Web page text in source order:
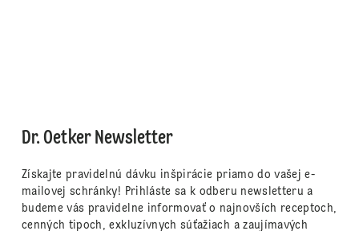
Dr. Oetker Newsletter
Získajte pravidelnú dávku inšpirácie priamo do vašej e-
mailovej schránky! Prihláste sa k odberu newsletteru a
budeme vás pravidelne informovať o najnovších receptoch,
cenných tipoch, exkluzívnych súťažiach a zaujímavých